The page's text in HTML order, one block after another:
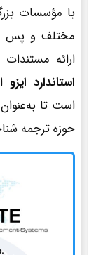
با مؤسسات
مختلف و پس
ارائه
استاندارد ایزو
است تا به‌عنوان
حوزه ترجمه